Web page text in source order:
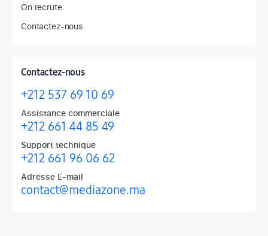
On recrute
Contactez-nous
Contactez-nous
+212 537 69 10 69
Assistance commerciale
+212 661 44 85 49
Support technique
+212 661 96 06 62
Adresse E-mail
contact@mediazone.ma